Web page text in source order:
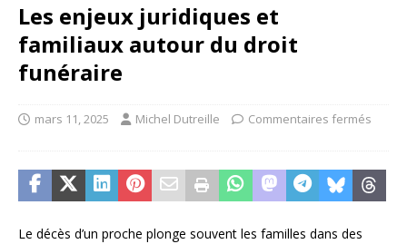
Les enjeux juridiques et
familiaux autour du droit
funéraire
mars 11, 2025 Michel Dutreille Commentaires fermés
Le décès d’un proche plonge souvent les familles dans des